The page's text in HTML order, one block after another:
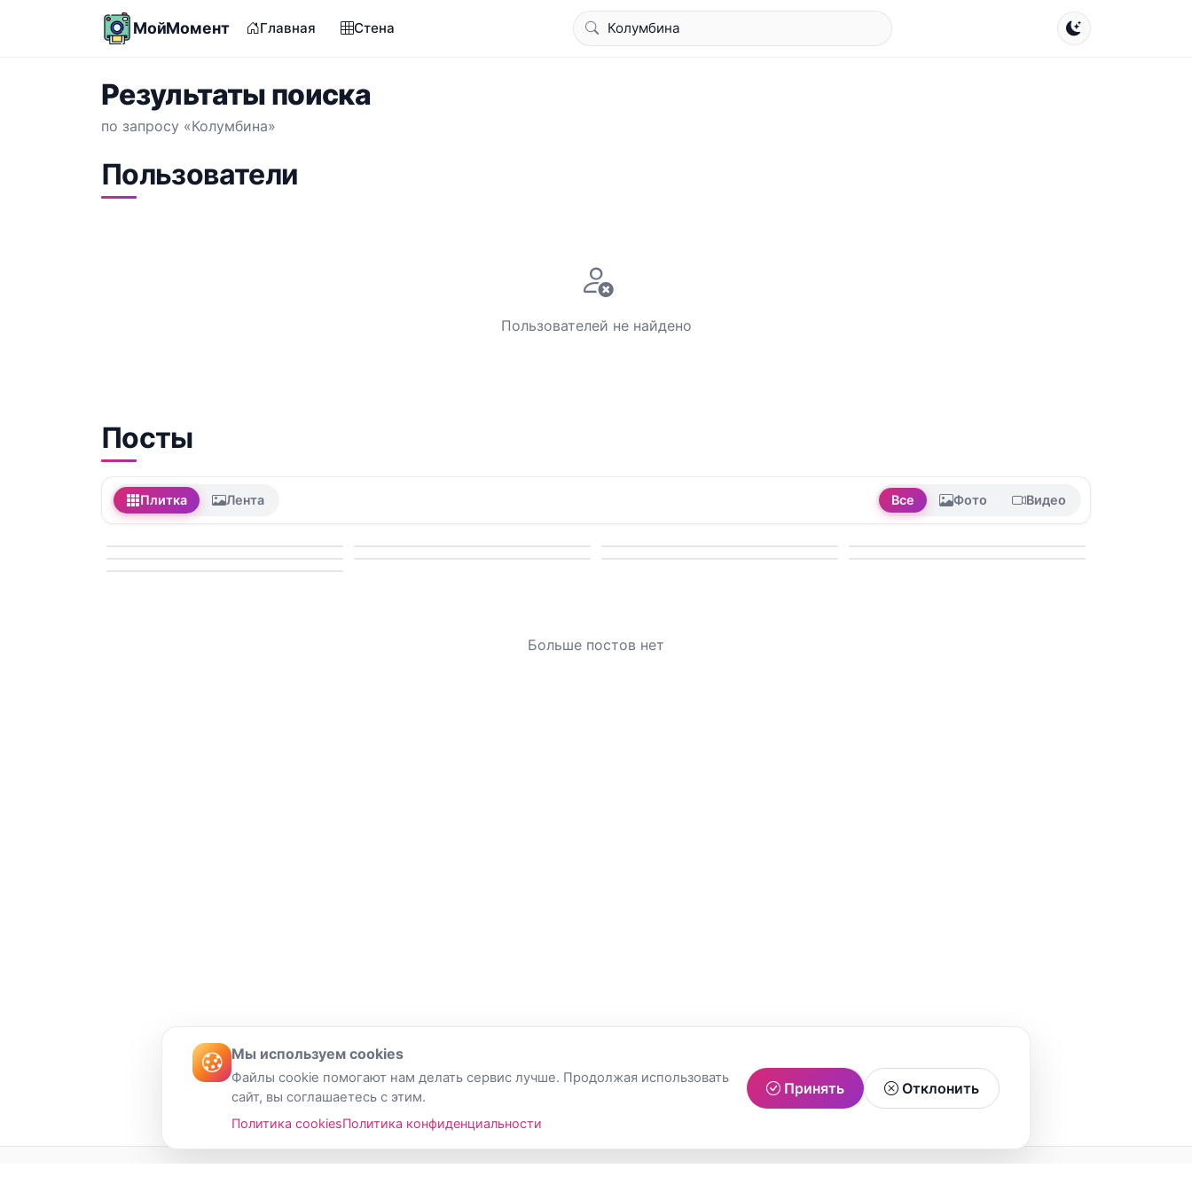
МойМомент Главная Стена
Результаты поиска
по запросу «Колумбина»
Пользователи
Пользователей не найдено
Посты
Плитка Лента Все Фото Видео
Больше постов нет
Мы используем cookies
Файлы cookie помогают нам делать сервис лучше. Продолжая использовать
сайт, вы соглашаетесь с этим.
Политика cookiesПолитика конфиденциальности
Принять Отклонить